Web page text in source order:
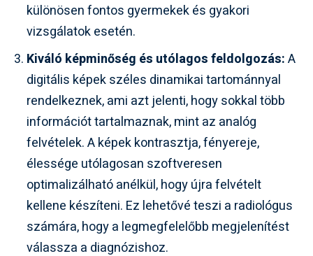
különösen fontos gyermekek és gyakori
vizsgálatok esetén.
Kiváló képminőség és utólagos feldolgozás:A
digitális képek széles dinamikai tartománnyal
rendelkeznek, ami azt jelenti, hogy sokkal több
információt tartalmaznak, mint az analóg
felvételek. A képek kontrasztja, fényereje,
élessége utólagosan szoftveresen
optimalizálható anélkül, hogy újra felvételt
kellene készíteni. Ez lehetővé teszi a radiológus
számára, hogy a legmegfelelőbb megjelenítést
válassza a diagnózishoz.